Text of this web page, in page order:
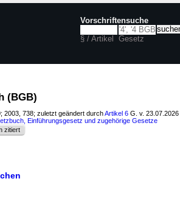
Vorschriftensuche
§ / Artikel Gesetz
(BGB)
2003, 738; zuletzt geändert durchArtikel 6 G. v. 23.07.2026
Einführungsgesetz und zugehörige Gesetze
zitiert